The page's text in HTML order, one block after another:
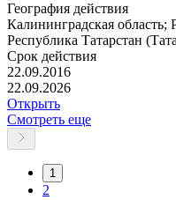
География действия
Калининградская область;
Республика Татарстан
Срок действия
22.09.2016
22.09.2026
Открыть
Смотреть еще
1
2